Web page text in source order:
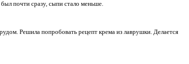
почти сразу, сыпи стало меньше.
Решила попробовать рецепт крема из лаврушки. Делается